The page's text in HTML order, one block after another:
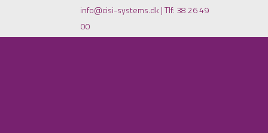
info@cisi-systems.dk |Tlf: 38 26 49
00